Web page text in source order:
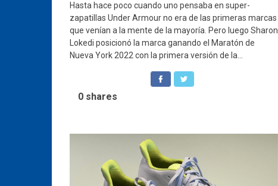
Hasta hace poco cuando uno pensaba en super-
zapatillas Under Armour no era de las primeras marcas
que venían a la mente de la mayoría. Pero luego Sharon
Lokedi posicionó la marca ganando el Maratón de
Nueva York 2022 con la primera versión de la...
0 shares